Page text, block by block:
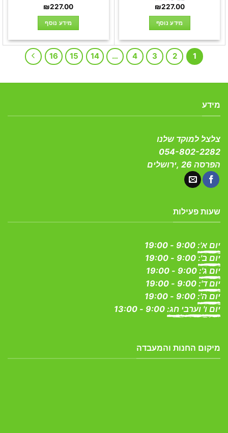
₪227.00
מידע נוסף
₪227.00
מידע נוסף
1
2
3
4
…
14
15
16
מידע
צלצל למוקד שלנו
054-802-2282
הפרסה 26 ,ירושלים
שעות פעילות
יום א':
יום ב':
יום ג':
יום ד':
יום ה':
יום ו' וערבי חג:
מיקום החנות והמעבדה